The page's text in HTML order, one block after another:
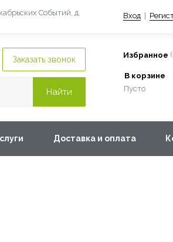
Событий, д.
Вход
Избранное (
В корзине
Пусто
Доставка и оплата